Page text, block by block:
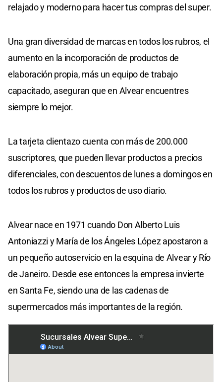
relajado y moderno para hacer tus compras del super.
Una gran diversidad de marcas en todos los rubros, el
aumento en la incorporación de productos de
elaboración propia, más un equipo de trabajo
capacitado, aseguran que en Alvear encuentres
siempre lo mejor.
La tarjeta clientazo cuenta con más de 200.000
suscriptores, que pueden llevar productos a precios
diferenciales, con descuentos de lunes a domingos en
todos los rubros y productos de uso diario.
Alvear nace en 1971 cuando Don Alberto Luis
Antoniazzi y María de los Ángeles López apostaron a
un pequeño autoservicio en la esquina de Alvear y Río
de Janeiro. Desde ese entonces la empresa invierte
en Santa Fe, siendo una de las cadenas de
supermercados más importantes de la región.